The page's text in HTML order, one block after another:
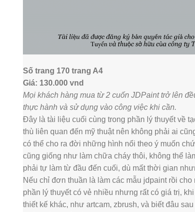
Số trang 170 trang A4
Giá: 130.000 vnd
Mọi khách hàng mua từ 2 cuốn JDPaint trở lên
thực hành và sử dụng vào công việc khi cần.
Đây là tài liệu cuối cùng trong phần lý thuyết về
thù liên quan đến mỹ thuật nên không phải ai
có thể cho ra đời những hình nổi theo ý muốn
cũng giống như làm chữa cháy thôi, không thể
phải tự làm từ đầu đến cuối, dù mất thời gian
Nếu chỉ đơn thuần là làm các mẫu jdpaint rồi
phần lý thuyết có vẻ nhiều nhưng rất có giá trị,
thiết kế khác, như artcam, zbrush, và biết đâu